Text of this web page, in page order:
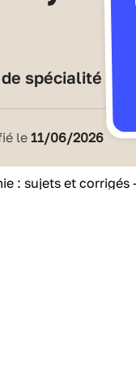
de spécialité
le11/06/2026